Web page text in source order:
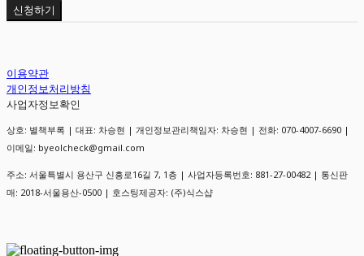
신청하기
이용약관
개인정보처리방침
사업자정보확인
상호: 별책부록 | 대표: 차승현 | 개인정보관리책임자: 차승현 | 전화: 070-4007-6690 |
이메일: byeolcheck@gmail.com
주소: 서울특별시 용산구 신흥로16길 7, 1층 | 사업자등록번호: 881-27-00482 | 통신판
매: 2018-서울용산-0500 | 호스팅제공자: (주)식스샵